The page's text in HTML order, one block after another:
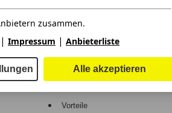
Anmelden
Vorteile
zusammen.
| Impressum | Anbieterliste
Alle akzeptieren